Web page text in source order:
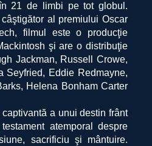
21 de limbi pe tot globul.
al premiului Oscar
filmul este o producţie
şi are o distribuţie
Jackman, Russell Crowe,
Seyfried, Eddie Redmayne,
Helena Bonham Carter
a unui destin frânt
atemporal despre
sacrificiu şi mântuire.